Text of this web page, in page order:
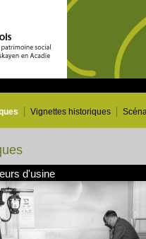
Vignettes historiques
d'usine